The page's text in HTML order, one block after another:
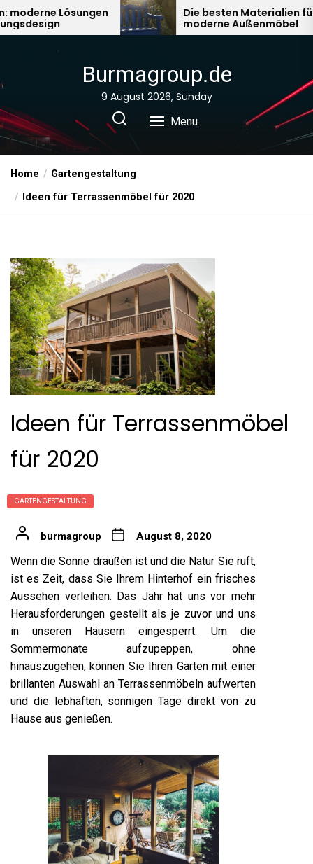
Skip
to
Lösungen
Die besten Materialien für
moderne Außenmöbel
Burmagroup.de
9 August 2026, Sunday
Menu
Home
Gartengestaltung
Ideen für Terrassenmöbel für 2020
Ideen für Terrassenmöbel
für 2020
GARTENGESTALTUNG
burmagroup August 8, 2020
Wenn die Sonne draußen ist und die Natur Sie ruft,
ist es Zeit, dass Sie Ihrem Hinterhof ein frisches
Aussehen verleihen. Das Jahr hat uns vor mehr
Herausforderungen gestellt als je zuvor und uns
in unseren Häusern eingesperrt. Um die
Sommermonate aufzupeppen, ohne
hinauszugehen, können Sie Ihren Garten mit einer
brillanten Auswahl an Terrassenmöbeln aufwerten
und die lebhaften, sonnigen Tage direkt von zu
Hause aus genießen.